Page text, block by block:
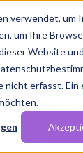
verwendet, um
um Ihre
Website
erfasst. Ein